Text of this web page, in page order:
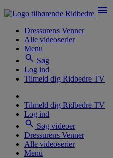
menu
Dressurens Venner
Alle videoserier
Menu
search Søg
Log ind
Tilmeld dig Ridbedre TV
Tilmeld dig Ridbedre TV
Log ind
search Søg videoer
Dressurens Venner
Alle videoserier
Menu